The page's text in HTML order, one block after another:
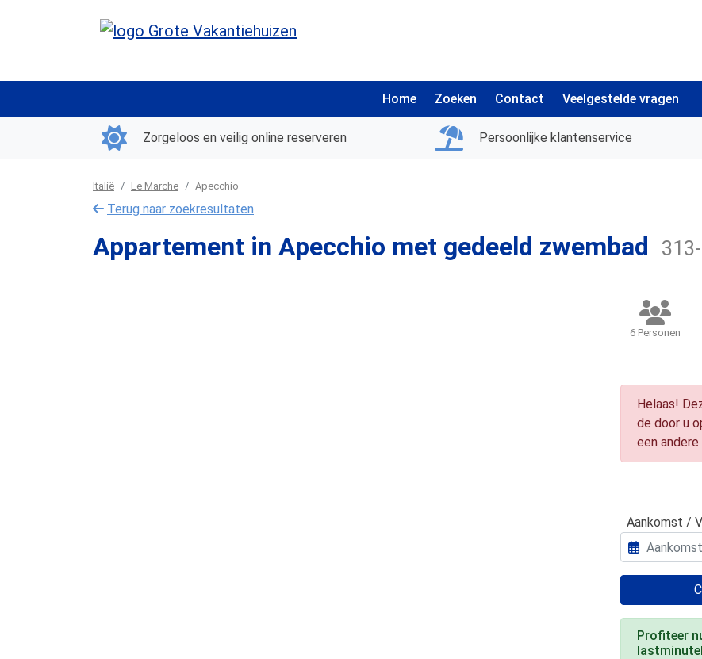
Home Zoeken Contact Veelgestelde vragen
Zorgeloos en veilig online reserveren Persoonlijke klantenservice
Italië Le Marche Apecchio
Terug naar zoekresultaten
Appartement in Apecchio met gedeeld zwembad
6 Personen
Helaas!
de door u
een
Aankomst /
Profiteer